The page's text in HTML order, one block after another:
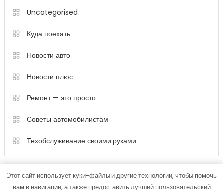
Uncategorised
Куда поехать
Новости авто
Новости плюс
Ремонт — это просто
Советы автомобилистам
Техобслуживание своими руками
Этот сайт использует куки-файлы и другие технологии, чтобы помочь
вам в навигации, а также предоставить лучший пользовательский